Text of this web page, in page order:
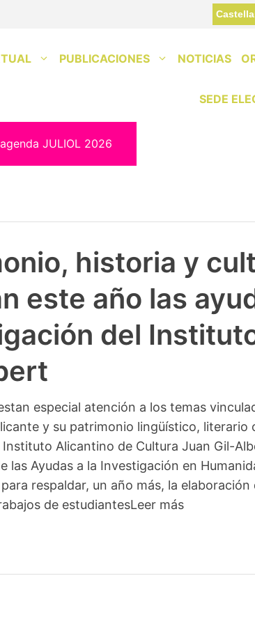
PUBLICACIONES NOTICIAS
SEDE
JULIOL 2026
historia y
este año las
del
especial atención a los temas
y su patrimonio lingüístico, literario
Alicantino de Cultura Juan Gil-
las Ayudas a la Investigación en
respaldar, un año más, la elaboración
de estudiantesLeer más